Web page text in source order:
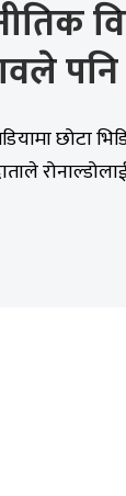
पनि
छोटा